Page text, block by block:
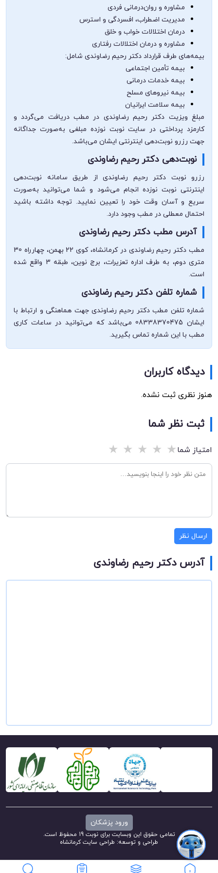
مشاوره و روان‌درمانی فردی
مدیریت اضطراب، افسردگی و استرس
درمان اختلالات خواب و خلق
مشاوره و درمان اختلالات رفتاری
بیمه‌های طرف قرارداد دکتر رحیم رضاوندی شامل:
بیمه تأمین اجتماعی
بیمه خدمات درمانی
بیمه نیروهای مسلح
بیمه سلامت ایرانیان
مبلغ ویزیت دکتر رحیم رضاوندی در مطب دریافت می‌گردد و
کارمزد پرداختی در سایت نوبت نوزده مبلغی به‌صورت جداگانه
جهت رزرو نوبت‌دهی اینترنتی ایشان می‌باشد.
نوبت‌دهی دکتر رحیم رضاوندی
رزرو نوبت دکتر رحیم رضاوندی از طریق سامانه نوبت‌دهی
اینترنتی نوبت نوزده انجام می‌شود و شما می‌توانید به‌صورت
سریع و آسان وقت خود را تعیین نمایید. توجه داشته باشید
احتمال معطلی در مطب وجود دارد.
آدرس مطب دکتر رحیم رضاوندی
مطب دکتر رحیم رضاوندی در کرمانشاه، کوی 22 بهمن، چهارراه 30
متری دوم، به طرف اداره تعزیرات، برج نوین، طبقه 3 واقع شده
است.
شماره تلفن دکتر رحیم رضاوندی
شماره تلفن مطب دکتر رحیم رضاوندی جهت هماهنگی و ارتباط با
ایشان 08338370475 می‌باشد که می‌توانید در ساعات کاری
مطب با این شماره تماس بگیرید.
دیدگاه کاربران
هنوز نظری ثبت نشده.
ثبت نظر شما
امتیاز شما★
★
★
★
★
ارسال نظر
آدرس دکتر رحیم رضاوندی
ورود پزشکان
تمامی حقوق این وبسایت برای نوبت 19 محفوظ است.
طراحی و توسعه: طراحی سایت کرمانشاه